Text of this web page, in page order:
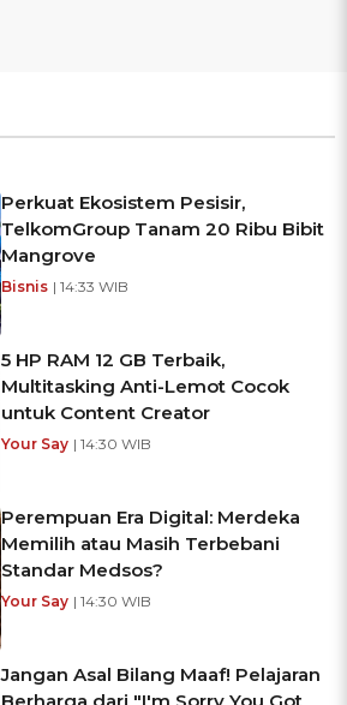
Perkuat Ekosistem Pesisir,
TelkomGroup Tanam 20 Ribu Bibit
Mangrove
Bisnis | 14:33 WIB
5 HP RAM 12 GB Terbaik,
Multitasking Anti-Lemot Cocok
untuk Content Creator
Your Say | 14:30 WIB
Perempuan Era Digital: Merdeka
Memilih atau Masih Terbebani
Standar Medsos?
Your Say | 14:30 WIB
Jangan Asal Bilang Maaf! Pelajaran